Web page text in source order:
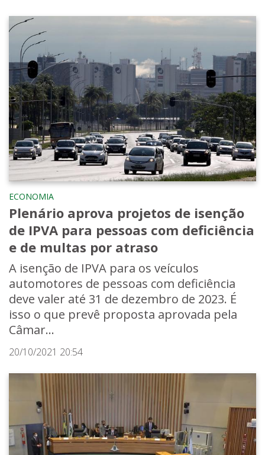
ECONOMIA
Plenário aprova projetos de isenção
de IPVA para pessoas com deficiência
e de multas por atraso
A isenção de IPVA para os veículos
automotores de pessoas com deficiência
deve valer até 31 de dezembro de 2023. É
isso o que prevê proposta aprovada pela
Câmar...
20/10/2021 20:54